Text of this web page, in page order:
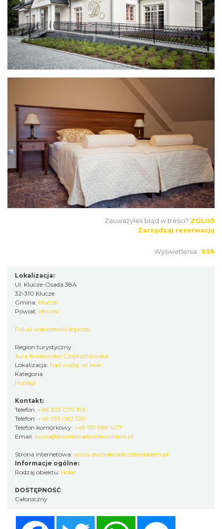
Zauważyłeś błąd w treści? ZGŁOŚ
Zarządzaj rezerwacją
Wyświetlenia: 939
Lokalizacja:
Ul. Klucze-Osada 38A
32-310 Klucze
Gmina: Klucze
Powiat: olkuski
Pokaż wskazówki dojazdu
Region turystyczny:
Jura Krakowsko-Częstochowska
Lokalizacja: Nad wodą, W lesie
Kategoria:
Noclegi
Kontakt:
Telefon: +48 323 070 193
Telefon: +48 533 083 529
Telefon komórkowy: +48 531 988 407
Email: biuro@dworeknadrozlewiskiem.pl
Strona internetowa: www.dworeknadrozlewiskiem.pl
Informacje ogólne:
Rodzaj obiektu: Hotel
DOSTĘPNOŚĆ
Całoroczny
Twitter